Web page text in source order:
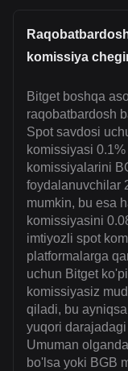
komissiya
Bitget boshqa
raqobatbardosh
Spot savdosi
komissiyasi
komissiyalarini
foydalanuvchilar
mumkin, bu esa
komissiyasini
imtiyozli spot
platformalarga
uchun Bitget
komissiyasiz
qiladi, bu
yuqori
Umuman
bo'lsa yoki BGB